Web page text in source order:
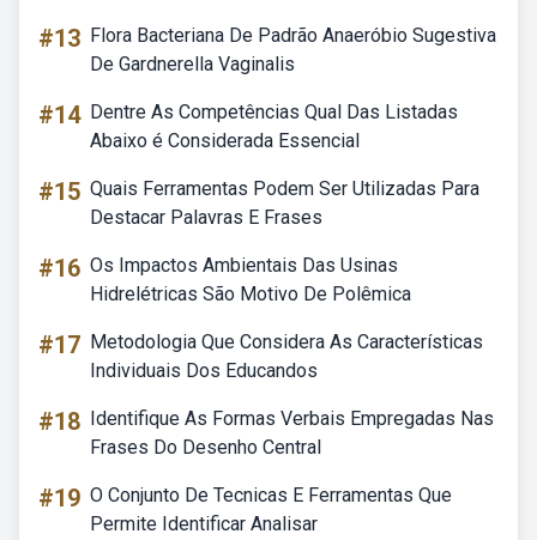
#13 Flora Bacteriana De Padrão Anaeróbio Sugestiva
De Gardnerella Vaginalis
#14 Dentre As Competências Qual Das Listadas
Abaixo é Considerada Essencial
#15 Quais Ferramentas Podem Ser Utilizadas Para
Destacar Palavras E Frases
#16 Os Impactos Ambientais Das Usinas
Hidrelétricas São Motivo De Polêmica
#17 Metodologia Que Considera As Características
Individuais Dos Educandos
#18 Identifique As Formas Verbais Empregadas Nas
Frases Do Desenho Central
#19 O Conjunto De Tecnicas E Ferramentas Que
Permite Identificar Analisar